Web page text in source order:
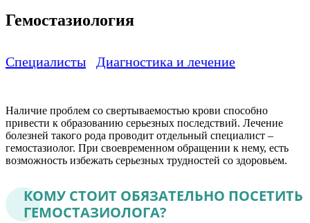
Гемостазиология
Специалисты Диагностика и лечение
Наличие проблем со свертываемостью крови способно
привести к образованию серьезных последствий. Лечение
болезней такого рода проводит отдельный специалист –
гемостазиолог. При своевременном обращении к нему, есть
возможность избежать серьезных трудностей со здоровьем.
КОМУ СТОИТ ОБЯЗАТЕЛЬНО ПОСЕТИТЬ
ГЕМОСТАЗИОЛОГА?